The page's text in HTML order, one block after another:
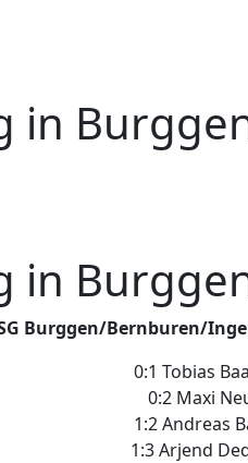
in
in
Burggen/Bernburen/
0:1 Tobias
0:2 Maxi
1:2 Andreas
1:3 Arjend